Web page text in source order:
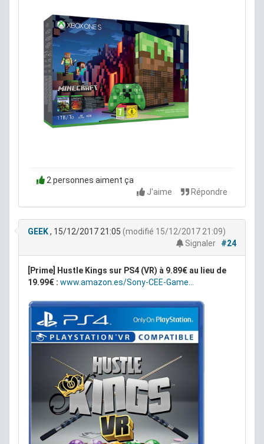
2 personnes aiment ça
J'aime
Répondre
GEEK, 15/12/2017 21:05 (modifié 15/12/2017 21:09)
Signaler
#24
[Prime] Hustle Kings sur PS4 (VR) à 9.89€ au lieu de
19.99€ : www.amazon.es/Sony-CEE-Game...